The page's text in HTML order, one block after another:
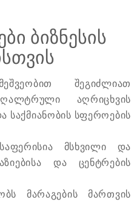
ბიზნესის
შეგიძლიათ
აღრიცხვის
საქმიანობის სფეროების
მსხვილი და
და ცენტრების
მარაგების მართვის